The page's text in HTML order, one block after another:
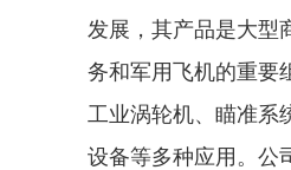
发展，其产品是大型
务和军用飞机的重要
工业涡轮机、瞄准系
设备等多种应用。公